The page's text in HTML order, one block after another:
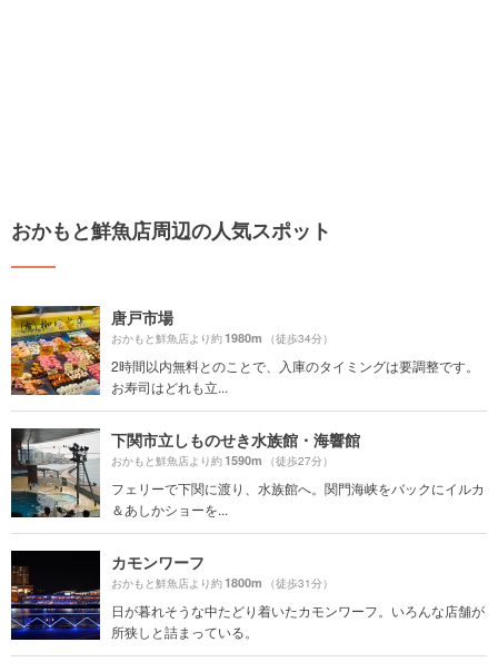
おかもと鮮魚店周辺の人気スポット
唐戸市場
おかもと鮮魚店より約1980m （徒歩34分）
2時間以内無料とのことで、入庫のタイミングは要調整です。
お寿司はどれも立...
下関市立しものせき水族館・海響館
おかもと鮮魚店より約1590m （徒歩27分）
フェリーで下関に渡り、水族館へ。関門海峡をバックにイルカ
＆あしかショーを...
カモンワーフ
おかもと鮮魚店より約1800m （徒歩31分）
日が暮れそうな中たどり着いたカモンワーフ。いろんな店舗が
所狭しと詰まっている。